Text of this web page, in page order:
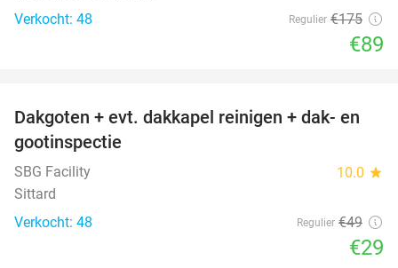
Verkocht: 48
Regulier €175
€89
41%
Dakgoten + evt. dakkapel reinigen + dak- en
gootinspectie
SBG Facility 10.0 star
Sittard
Verkocht: 48
Regulier €49
€29